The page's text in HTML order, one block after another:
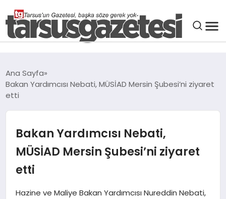
SPOR
DÜNYA
SIYASET
Ana Sayfa
Bakan Yardımcısı Nebati, MÜSİAD Mersin Şubesi’ni ziyaret
etti
Bakan Yardımcısı Nebati,
MÜSİAD Mersin Şubesi’ni ziyaret
etti
Hazine ve Maliye Bakan Yardımcısı Nureddin Nebati,